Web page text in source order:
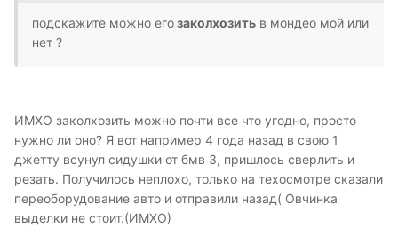
подскажите можно егозаколхозить в мондео мой или
нет ?
ИМХО заколхозить можно почти все что угодно, просто
нужно ли оно? Я вот например 4 года назад в свою 1
джетту всунул сидушки от бмв 3, пришлось сверлить и
резать. Получилось неплохо, только на техосмотре сказали
переоборудование авто и отправили назад( Овчинка
выделки не стоит.(ИМХО)